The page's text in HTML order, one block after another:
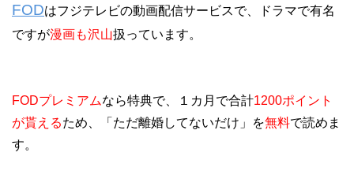
FODはフジテレビの動画配信サービスで、ドラマで有名
ですが漫画も沢山扱っています。
FODプレミアムなら特典で、１カ月で合計1200ポイント
が貰えるため、「ただ離婚してないだけ」を無料で読めま
す。